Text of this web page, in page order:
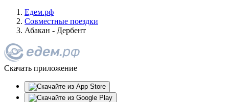
Едем.рф
Совместные поездки
Абакан - Дербент
Скачать приложение